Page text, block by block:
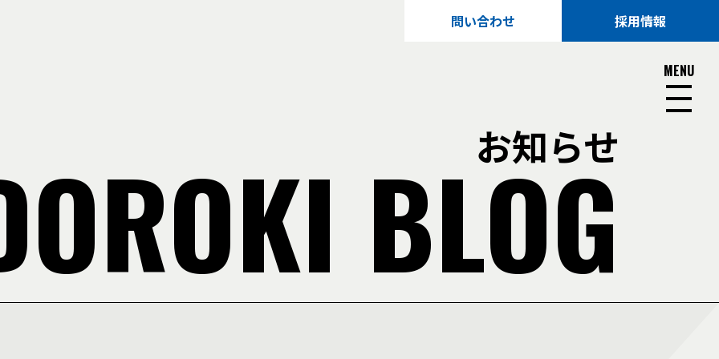
問い合わせ 採用情報
MENU
お知らせ
BLOG